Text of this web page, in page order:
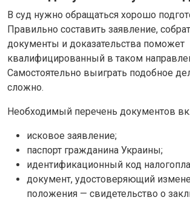
В суд нужно обращаться хорошо
Правильно составить заявление,
документы и доказательства поможет
квалифицированный в таком
Самостоятельно выиграть подобное
сложно.
Необходимый перечень документов
исковое заявление;
паспорт гражданина Украины;
идентификационный код
документ, удостоверяющий
положения — свидетельство о